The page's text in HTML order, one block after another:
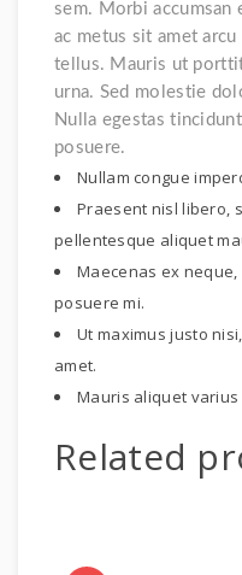
sem. Morbi accumsan
ac metus sit amet
tellus. Mauris ut
urna. Sed molestie
Nulla egestas
posuere.
Nullam congue
Praesent nisl libero,
pellentesque aliquet
Maecenas ex
posuere mi.
Ut maximus justo
amet.
Mauris aliquet varius
Related